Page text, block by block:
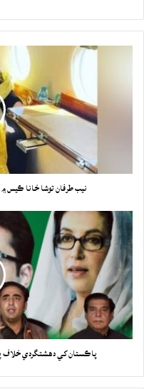
نيب طرفان توشا خانا ڪيس
پاڪستان کي دهشتگردي خلاف